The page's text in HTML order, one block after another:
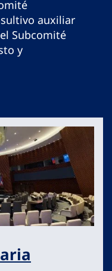
auxiliar
Subcomité
y